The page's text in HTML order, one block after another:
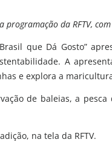
programação da RFTV,
que Dá Gosto”
A
e explora a
de baleias, a
na tela da RFTV.